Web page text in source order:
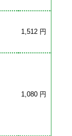
1,512 円
1,080 円